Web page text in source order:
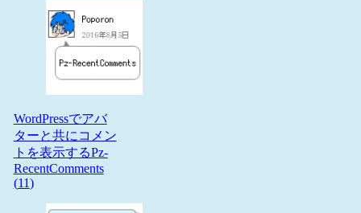
WordPressでアバ
ターと共にコメン
トを表示するPz-
RecentComments
(11)